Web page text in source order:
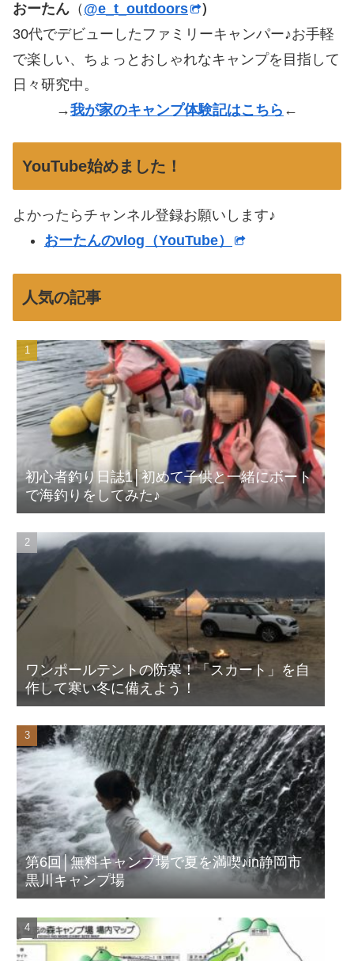
おーたん （ @e_t_outdoors
）
30代でデビューしたファミリーキャンパー♪お手軽
で楽しい、ちょっとおしゃれなキャンプを目指して
日々研究中。
→我が家のキャンプ体験記はこちら ←
YouTube始めました！
よかったらチャンネル登録お願いします♪
おーたんのvlog（YouTube）
人気の記事
初心者釣り日誌1│初めて子供と一緒にボート
で海釣りをしてみた♪
ワンポールテントの防寒！「スカート」を自
作して寒い冬に備えよう！
第6回│無料キャンプ場で夏を満喫♪in静岡市
黒川キャンプ場